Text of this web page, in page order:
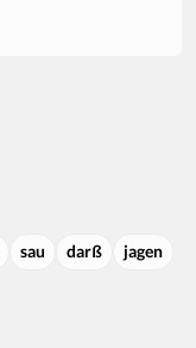
sau darß
jagen